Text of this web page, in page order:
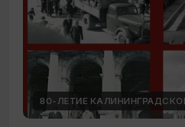
80-ЛЕТИЕ